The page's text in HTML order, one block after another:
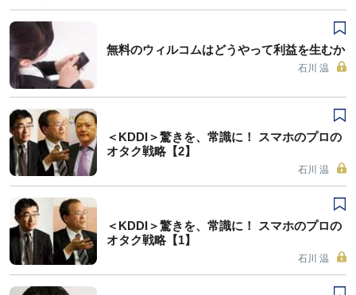
無料のウィルコムはどうやって利益を生むか
石川 温
＜KDDI＞驚きを、常識に！ スマホのプロの
オタク戦略【2】
石川 温
＜KDDI＞驚きを、常識に！ スマホのプロの
オタク戦略【1】
石川 温